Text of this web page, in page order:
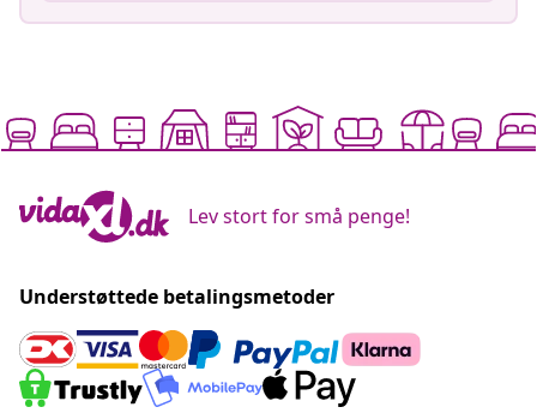
Lev stort for små penge!
Understøttede betalingsmetoder